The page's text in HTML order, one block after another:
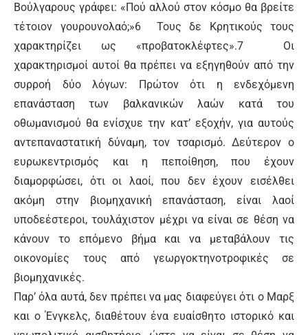
Βούλγαρους γράφει: «Πού αλλού στον κόσμο θα βρείτε
τέτοιον γουρουνολαό;»6 Τους δε Κρητικούς τους
χαρακτηρίζει ως «προβατοκλέφτες».7 Οι
χαρακτηρισμοί αυτοί θα πρέπει να εξηγηθούν από την
συρροή δύο λόγων: Πρώτον ότι η ενδεχόμενη
επανάσταση των βαλκανικών λαών κατά του
οθωμανισμού θα ενίσχυε την κατ’ εξοχήν, για αυτούς
αντεπαναστατική δύναμη, τον τσαρισμό. Δεύτερον ο
ευρωκεντρισμός και η πεποίθηση, που έχουν
διαμορφώσει, ότι οι λαοί, που δεν έχουν εισέλθει
ακόμη στην βιομηχανική επανάσταση, είναι λαοί
υποδεέστεροι, τουλάχιστον μέχρι να είναι σε θέση να
κάνουν το επόμενο βήμα και να μεταβάλουν τις
οικονομίες τους από γεωργοκτηνοτροφικές σε
βιομηχανικές.
Παρ’ όλα αυτά, δεν πρέπει να μας διαφεύγει ότι ο Μαρξ
και ο Ένγκελς, διαθέτουν ένα ευαίσθητο ιστορικό και